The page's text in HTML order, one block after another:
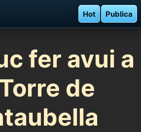
Hot Publica
fer avui a
de